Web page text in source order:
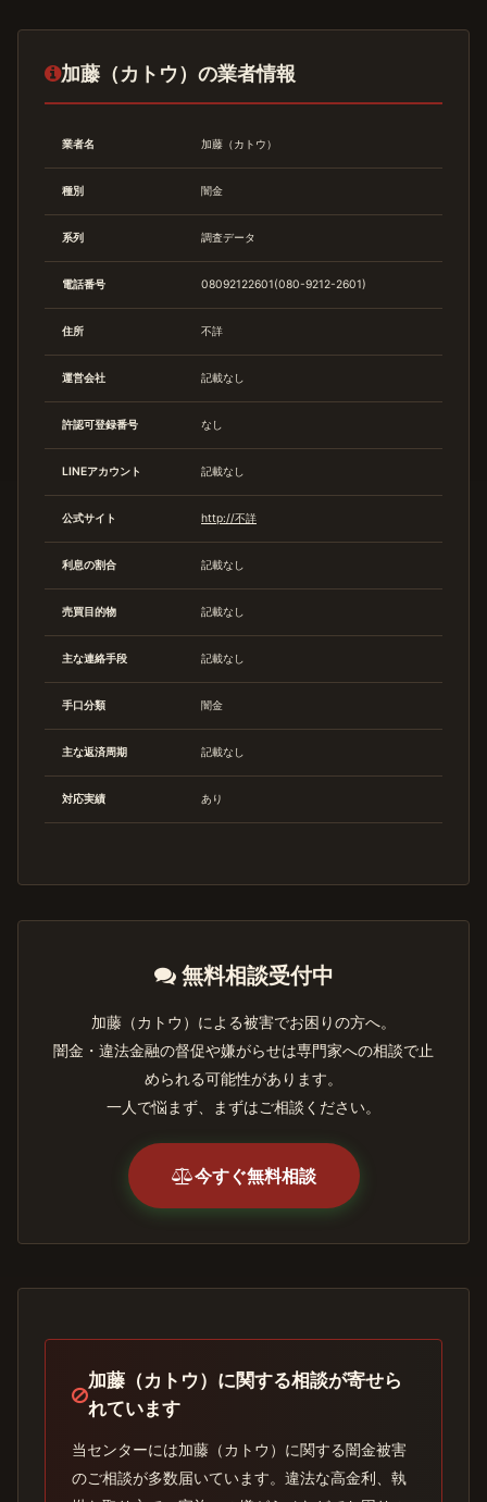
加藤（カトウ）の業者情報
業者名 加藤（カトウ）
種別 闇金
系列 調査データ
電話番号 08092122601(080-9212-2601)
住所 不詳
運営会社 記載なし
許認可登録番号 なし
LINEアカウント 記載なし
公式サイト http://不詳
利息の割合 記載なし
売買目的物 記載なし
主な連絡手段 記載なし
手口分類 闇金
主な返済周期 記載なし
対応実績 あり
無料相談受付中
加藤（カトウ）による被害でお困りの方へ。
闇金・違法金融の督促や嫌がらせは専門家への相談で止
められる可能性があります。
一人で悩まず、まずはご相談ください。
今すぐ無料相談
加藤（カトウ）に関する相談が寄せら
れています
当センターには加藤（カトウ）に関する闇金被害
のご相談が多数届いています。違法な高金利、執